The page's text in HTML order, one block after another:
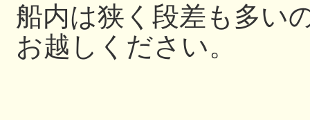
船内は狭く段差も多い
お越しください。